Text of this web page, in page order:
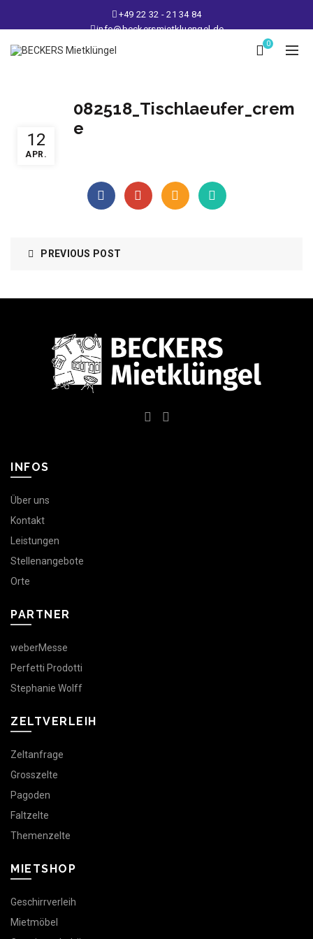
+49 22 32 - 21 34 84
info@beckersmietkluengel.de
Lager: Gutenbergstraße 1 - 50389 Wesseling
Mo - Fr: 9 – 17 Uhr, Sa: 9 – 12 Uhr
0
12
APR.
082518_Tischlaeufer_crem
e
PREVIOUS POST
INFOS
Über uns
Kontakt
Leistungen
Stellenangebote
Orte
PARTNER
weberMesse
Perfetti Prodotti
Stephanie Wolff
ZELTVERLEIH
Zeltanfrage
Grosszelte
Pagoden
Faltzelte
Themenzelte
MIETSHOP
Geschirrverleih
Mietmöbel